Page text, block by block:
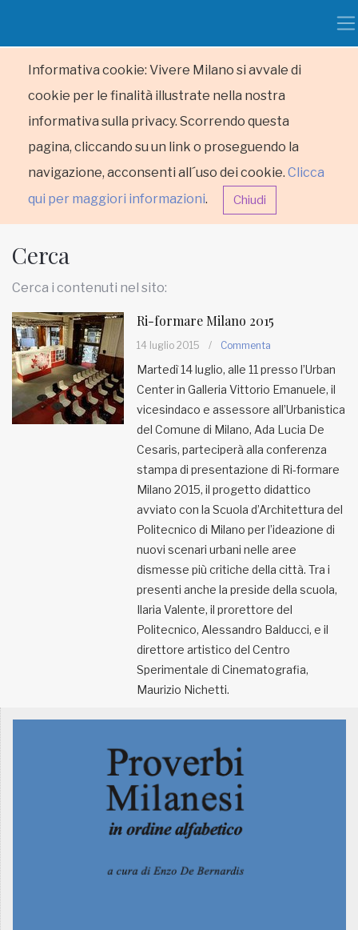
Informativa cookie: Vivere Milano si avvale di
cookie per le finalità illustrate nella nostra
informativa sulla privacy. Scorrendo questa
pagina, cliccando su un link o proseguendo la
navigazione, acconsenti all´uso dei cookie. Clicca
qui per maggiori informazioni. Chiudi
HOME
RUBRICHE
MUNICIPI
Inviateci le vostre segnalazioni
Fondato e diretto da Enzo De
EDB edizioni - Via Brivio angolo C.
Imbonati, 89 20159 Milano (Italia)
Informativa sulla privacy
Cerca
Cerca i contenuti nel sito:
Ri-formare Milano 2015
14 luglio 2015 / Commenta
Martedì 14 luglio, alle 11 presso l’Urban
Center in Galleria Vittorio Emanuele, il
vicesindaco e assessore all’Urbanistica
del Comune di Milano, Ada Lucia De
Cesaris, parteciperà alla conferenza
stampa di presentazione di Ri-formare
Milano 2015, il progetto didattico
avviato con la Scuola d’Architettura del
Politecnico di Milano per l’ideazione di
nuovi scenari urbani nelle aree
dismesse più critiche della città. Tra i
presenti anche la preside della scuola,
Ilaria Valente, il prorettore del
Politecnico, Alessandro Balducci, e il
direttore artistico del Centro
Sperimentale di Cinematografia,
Maurizio Nichetti.